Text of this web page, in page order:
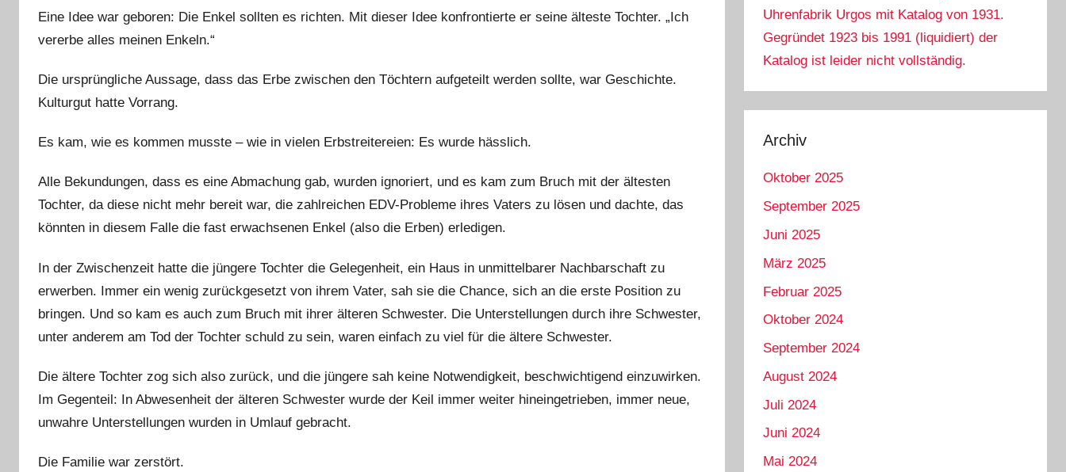
Eine Idee war geboren: Die Enkel sollten es richten. Mit dieser Idee konfrontierte er seine älteste Tochter. „Ich
vererbe alles meinen Enkeln.“
Die ursprüngliche Aussage, dass das Erbe zwischen den Töchtern aufgeteilt werden sollte, war Geschichte.
Kulturgut hatte Vorrang.
Es kam, wie es kommen musste – wie in vielen Erbstreitereien: Es wurde hässlich.
Alle Bekundungen, dass es eine Abmachung gab, wurden ignoriert, und es kam zum Bruch mit der ältesten
Tochter, da diese nicht mehr bereit war, die zahlreichen EDV-Probleme ihres Vaters zu lösen und dachte, das
könnten in diesem Falle die fast erwachsenen Enkel (also die Erben) erledigen.
In der Zwischenzeit hatte die jüngere Tochter die Gelegenheit, ein Haus in unmittelbarer Nachbarschaft zu
erwerben. Immer ein wenig zurückgesetzt von ihrem Vater, sah sie die Chance, sich an die erste Position zu
bringen. Und so kam es auch zum Bruch mit ihrer älteren Schwester. Die Unterstellungen durch ihre Schwester,
unter anderem am Tod der Tochter schuld zu sein, waren einfach zu viel für die ältere Schwester.
Die ältere Tochter zog sich also zurück, und die jüngere sah keine Notwendigkeit, beschwichtigend einzuwirken.
Im Gegenteil: In Abwesenheit der älteren Schwester wurde der Keil immer weiter hineingetrieben, immer neue,
unwahre Unterstellungen wurden in Umlauf gebracht.
Die Familie war zerstört.
Uhrenfabrik Urgos mit Katalog von 1931.
Gegründet 1923 bis 1991 (liquidiert) der
Katalog ist leider nicht vollständig.
Archiv
Oktober 2025
September 2025
Juni 2025
März 2025
Februar 2025
Oktober 2024
September 2024
August 2024
Juli 2024
Juni 2024
Mai 2024